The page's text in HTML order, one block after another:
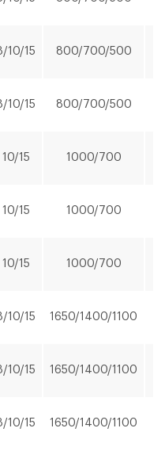
10/15 800/700/500
10/15 800/700/500
10/15 1000/700
10/15 1000/700
10/15 1000/700
10/15 1650/1400/1100
10/15 1650/1400/1100
10/15 1650/1400/1100
10(15)-270